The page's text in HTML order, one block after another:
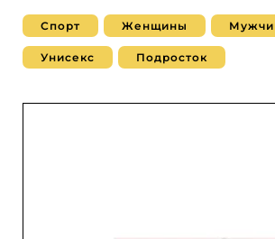
Удине.
женщин, мужчин, подростков и детей,
SRL 董氏 удовлетворяет запросы
ритейлеров, желающих расширить
трендовыми, функциональными и
белье Спортивные товары и атлетические комплекты
Спорт Женщины
Унисекс Подросток